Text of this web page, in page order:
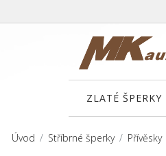
ZLATÉ ŠPERKY
Úvod Stříbrné šperky Přívěsky